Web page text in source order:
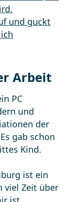
Arbeit
PC
und
der
gab schon
Kind.
ist ein
viel Zeit über